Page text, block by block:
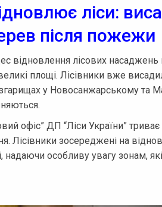
ліси:
після пожежи
відновлення лісових насаджень
площі. Лісівники вже
згарищах у Новосанжарському та
офіс” ДП “Ліси України” триває
Лісівники зосереджені на
надаючи особливу увагу зонам,